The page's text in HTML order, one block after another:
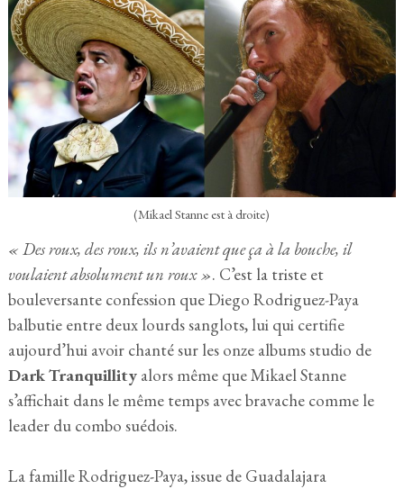
(Mikael Stanne est à droite)
« Des roux, des roux, ils n’avaient que ça à la bouche, il
voulaient absolument un roux ». C’est la triste et
bouleversante confession que Diego Rodriguez-Paya
balbutie entre deux lourds sanglots, lui qui certifie
aujourd’hui avoir chanté sur les onze albums studio de
Dark Tranquillity alors même que Mikael Stanne
s’affichait dans le même temps avec bravache comme le
leader du combo suédois.
La famille Rodriguez-Paya, issue de Guadalajara